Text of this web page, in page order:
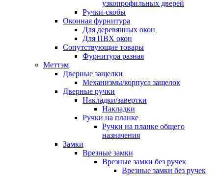
узкопрофильных дверей
Ручки-скобы
Оконная фурнитура
Для деревянных окон
Для ПВХ окон
Сопутствующие товары
Фурнитура разная
Меттэм
Дверные защелки
Механизмы/корпуса защелок
Дверные ручки
Накладки/завертки
Накладки
Ручки на планке
Ручки на планке общего
назначения
Замки
Врезные замки
Врезные замки без ручек
Врезные замки без ручек